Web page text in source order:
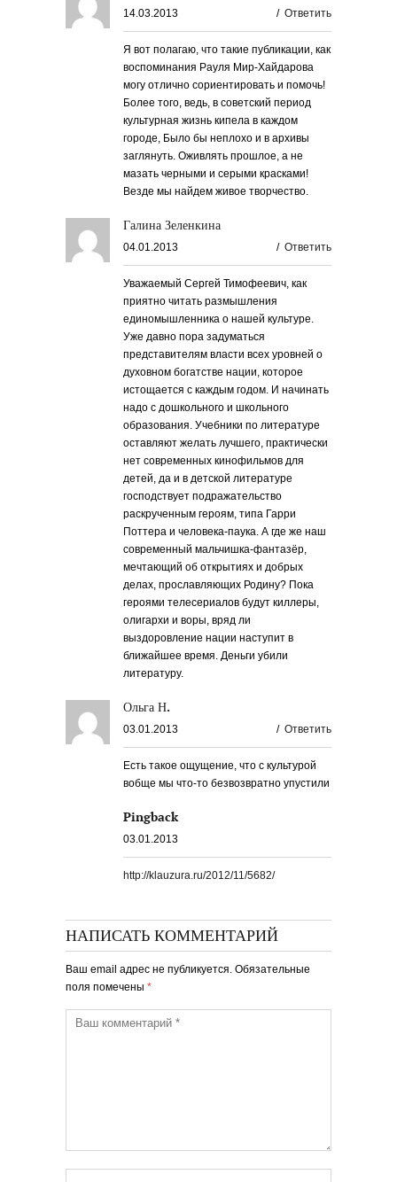
14.03.2013 / Ответить
Я вот полагаю, что такие публикации, как
воспоминания Рауля Мир-Хайдарова
могу отлично сориентировать и помочь!
Более того, ведь, в советский период
культурная жизнь кипела в каждом
городе, Было бы неплохо и в архивы
заглянуть. Оживлять прошлое, а не
мазать черными и серыми красками!
Везде мы найдем живое творчество.
Галина Зеленкина
04.01.2013 / Ответить
Уважаемый Сергей Тимофеевич, как
приятно читать размышления
единомышленника о нашей культуре.
Уже давно пора задуматься
представителям власти всех уровней о
духовном богатстве нации, которое
истощается с каждым годом. И начинать
надо с дошкольного и школьного
образования. Учебники по литературе
оставляют желать лучшего, практически
нет современных кинофильмов для
детей, да и в детской литературе
господствует подражательство
раскрученным героям, типа Гарри
Поттера и человека-паука. А где же наш
современный мальчишка-фантазёр,
мечтающий об открытиях и добрых
делах, прославляющих Родину? Пока
героями телесериалов будут киллеры,
олигархи и воры, вряд ли
выздоровление нации наступит в
ближайшее время. Деньги убили
литературу.
Ольга Н.
03.01.2013 / Ответить
Есть такое ощущение, что с культурой
вобще мы что-то безвозвратно упустили
Pingback
03.01.2013
http://klauzura.ru/2012/11/5682/
НАПИСАТЬ КОММЕНТАРИЙ
Ваш email адрес не публикуется. Обязательные
поля помечены *